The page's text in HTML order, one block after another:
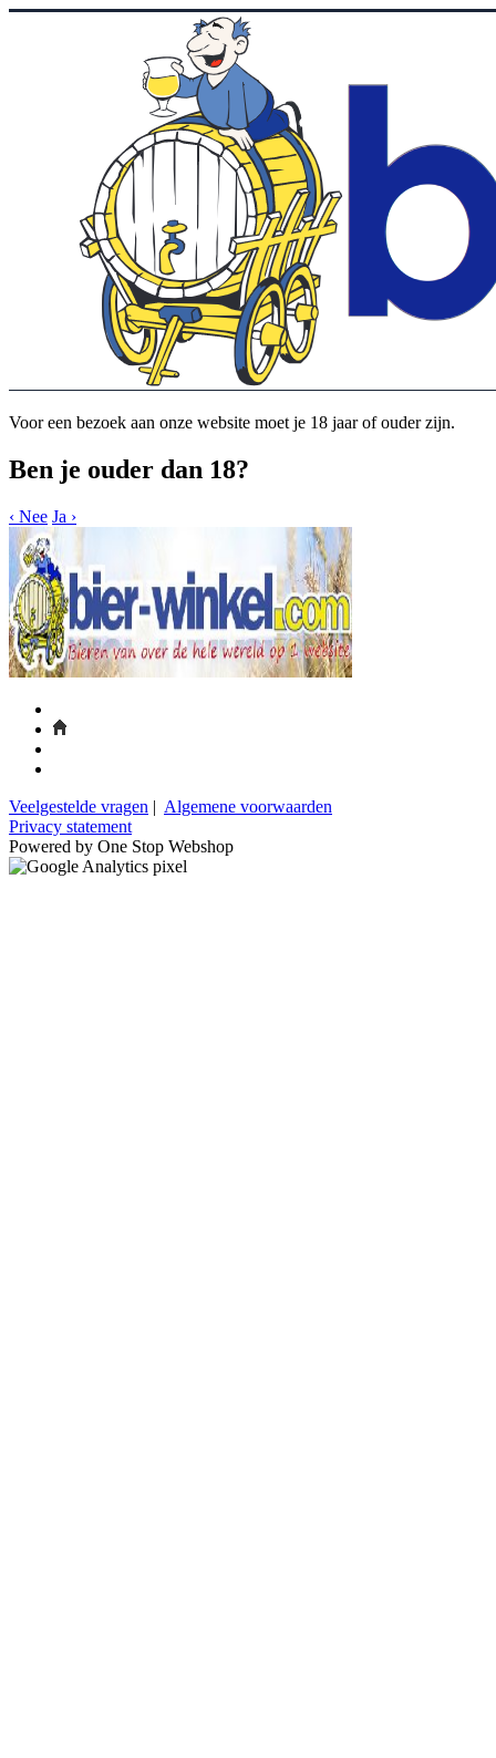
Voor een bezoek aan onze website moet je 18 jaar of ouder zijn.
Ben je ouder dan 18?
‹ Nee Ja ›
Veelgestelde vragen | Algemene voorwaarden
Privacy statement
Powered by One Stop Webshop